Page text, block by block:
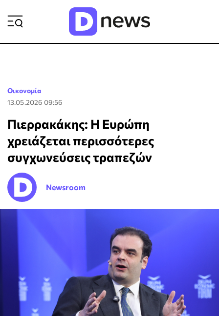
Οικονομία
13.05.2026 09:56
Πιερρακάκης: Η Ευρώπη
χρειάζεται περισσότερες
συγχωνεύσεις τραπεζών
Newsroom